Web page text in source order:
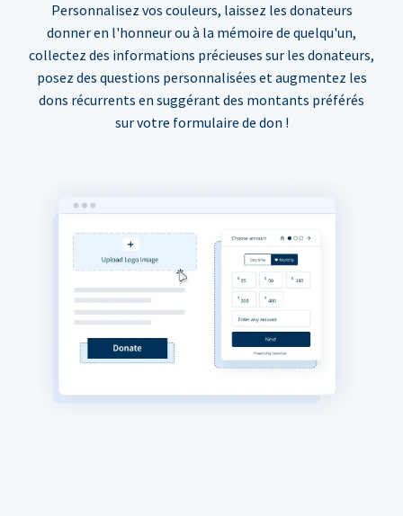
Personnalisez vos couleurs, laissez les donateurs
donner en l'honneur ou à la mémoire de quelqu'un,
collectez des informations précieuses sur les donateurs,
posez des questions personnalisées et augmentez les
dons récurrents en suggérant des montants préférés
sur votre formulaire de don !